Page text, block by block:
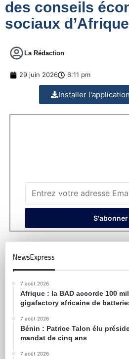
des conseils
sociaux
La Rédaction
29 juin 2026 6:11 pm
Installer
NewsExpress
7 août 2026
Afrique : la BAD accorde 100
gigafactory africaine de
7 août 2026
Bénin : Patrice Talon élu
mandat de cinq ans
7 août 2026